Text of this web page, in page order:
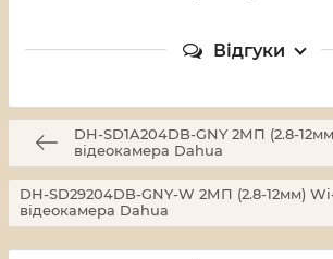
Відгуки
DH-SD1A204DB-GNY 2МП (2.8-
відеокамера Dahua
DH-SD29204DB-GNY-W 2МП (2.8-12мм)
відеокамера Dahua